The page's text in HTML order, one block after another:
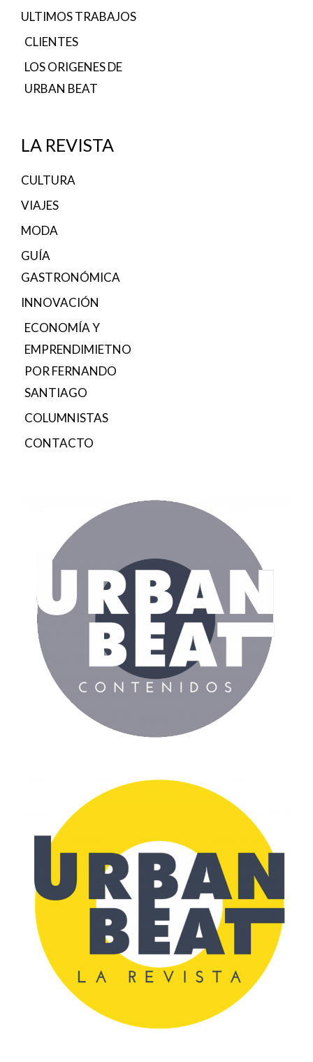
ULTIMOS TRABAJOS
CLIENTES
LOS ORIGENES DE
URBAN BEAT
LA REVISTA
CULTURA
VIAJES
MODA
GUÍA
GASTRONÓMICA
INNOVACIÓN
ECONOMÍA Y
EMPRENDIMIETNO
POR FERNANDO
SANTIAGO
COLUMNISTAS
CONTACTO